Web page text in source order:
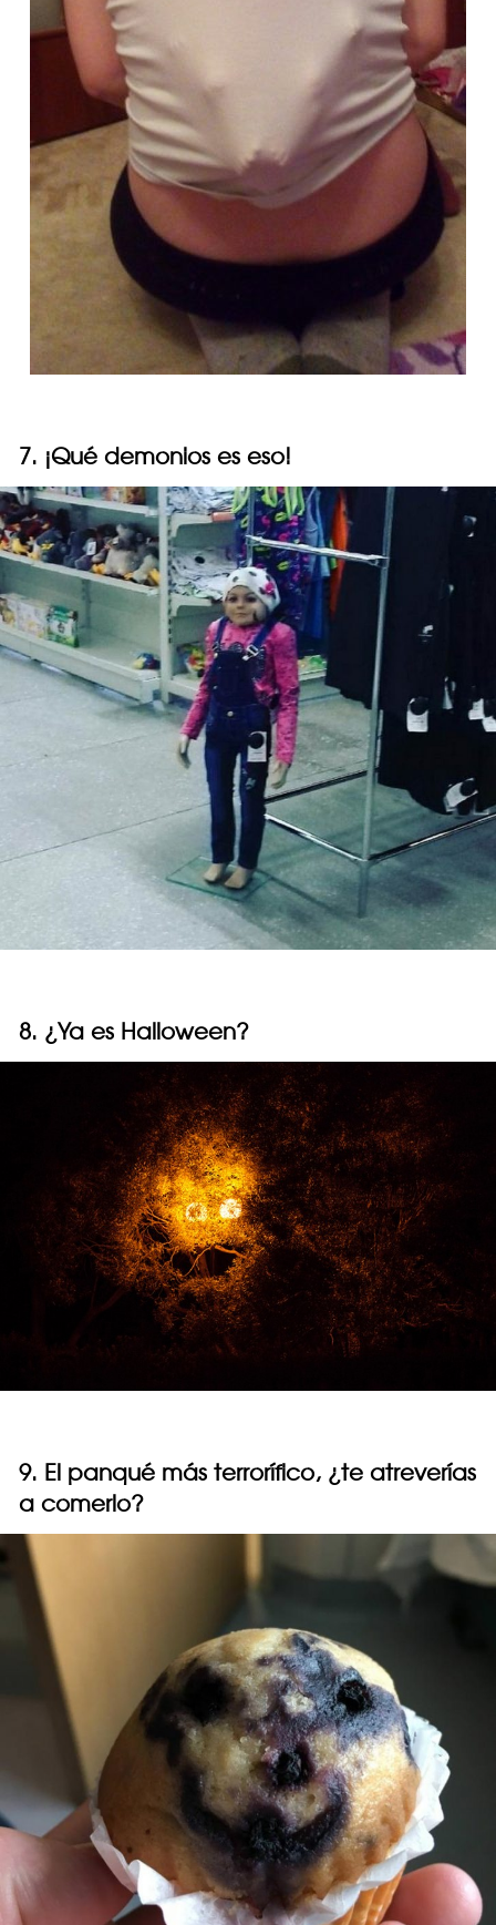
7. ¡Qué demonios es eso!
8. ¿Ya es Halloween?
9. El panqué más terrorífico, ¿te atreverías
a comerlo?